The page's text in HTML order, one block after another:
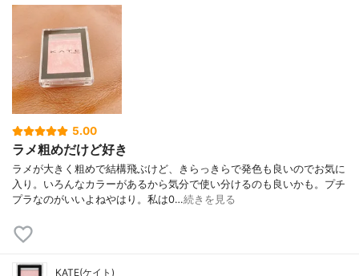
5.00
ラメ粗めだけど好き
ラメが大きく粗めで結構飛ぶけど、きらっきらで発色も良いのでお気に
入り。いろんなカラーがあるから気分で使い分けるのも良いかも。プチ
プラなのがいいよねやはり。私は0…続きを見る
KATE(ケイト)